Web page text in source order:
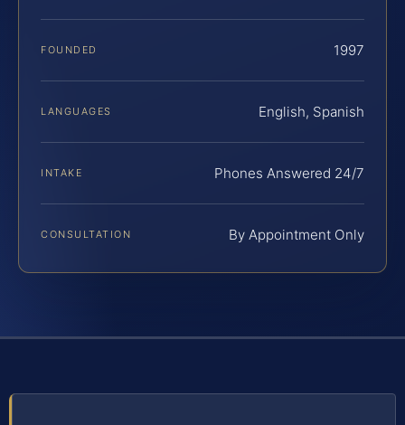
FOUNDED 1997
LANGUAGES English, Spanish
INTAKE Phones Answered 24/7
CONSULTATION By Appointment Only